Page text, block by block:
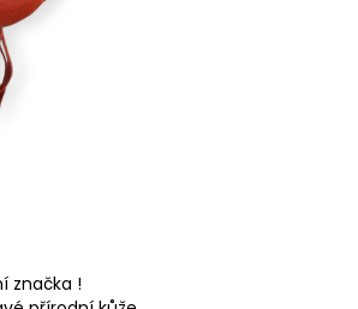
značka !